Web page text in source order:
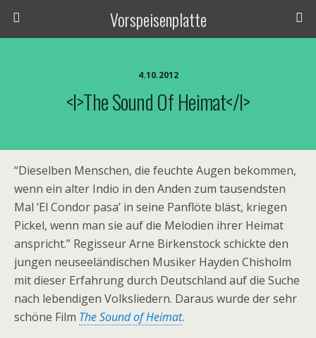
Vorspeisenplatte
4.10.2012
<i>The Sound Of Heimat</i>
“Dieselben Menschen, die feuchte Augen bekommen,
wenn ein alter Indio in den Anden zum tausendsten
Mal ‘El Condor pasa’ in seine Panflöte bläst, kriegen
Pickel, wenn man sie auf die Melodien ihrer Heimat
anspricht.” Regisseur Arne Birkenstock schickte den
jungen neuseeländischen Musiker Hayden Chisholm
mit dieser Erfahrung durch Deutschland auf die Suche
nach lebendigen Volksliedern. Daraus wurde der sehr
schöne Film The Sound of Heimat.